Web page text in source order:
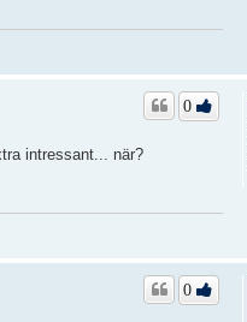
0
intressant... när?
0